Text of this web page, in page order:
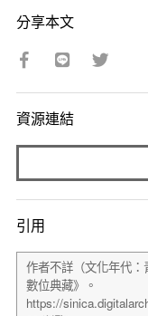
分享本文
資源連結
引用